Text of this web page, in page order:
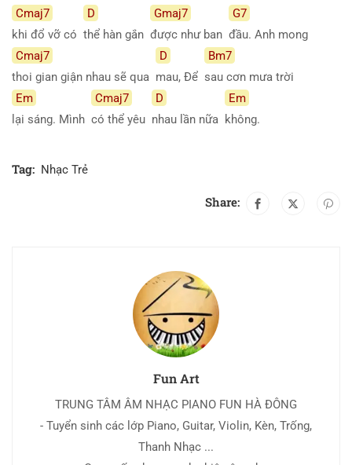
Cmaj7
khi đổ vỡ có
D
thể hàn gắn
Gmaj7
được như ban
G7
đầu. Anh mong
Cmaj7
thoi gian giận nhau sẽ qua
D
mau, Để
Bm7
sau cơn mưa trời
Em
lại sáng. Mình
Cmaj7
có thể yêu
D
nhau lần nữa
Em
không.
Tag: Nhạc Trẻ
Share:
Fun Art
TRUNG TÂM ÂM NHẠC PIANO FUN HÀ ĐÔNG
- Tuyển sinh các lớp Piano, Guitar, Violin, Kèn, Trống,
Thanh Nhạc ...